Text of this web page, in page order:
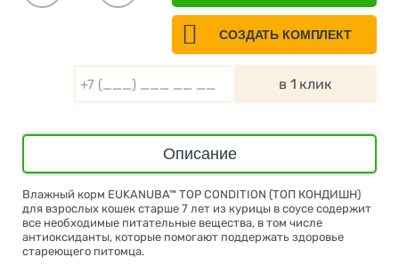
СОЗДАТЬ КОМПЛЕКТ
в 1 клик
Описание
Влажный корм EUKANUBA™ TOP CONDITION (ТОП КОНДИШН)
для взрослых кошек старше 7 лет из курицы в соусе содержит
все необходимые питательные вещества, в том числе
антиоксиданты, которые помогают поддержать здоровье
стареющего питомца.